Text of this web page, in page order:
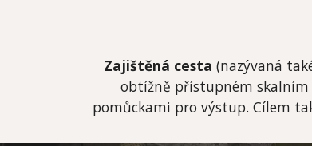
Zajištěná cesta (nazývaná
obtížně přístupném skalním
pomůckami pro výstup. Cílem